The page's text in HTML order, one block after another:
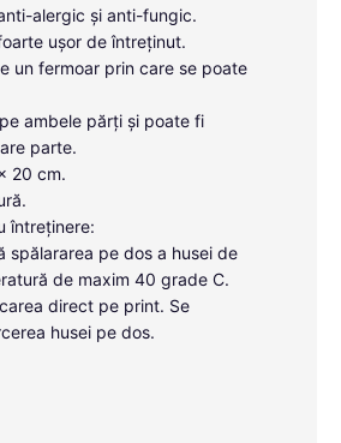
alergic și anti-fungic.
ușor de întreținut.
un fermoar prin care se poate
ambele părți și poate fi
parte.
20 cm.
întreținere:
spălararea pe dos a husei de
de maxim 40 grade C.
direct pe print. Se
husei pe dos.